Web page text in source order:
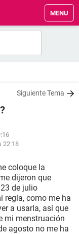
MENU
Siguiente Tema
22:18
coloque la
dijeron que
de julio
regla, como me ha
a usarla, así que
mi menstruación
agosto no me ha